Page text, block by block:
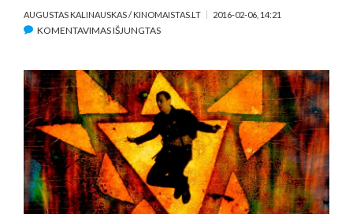
AUGUSTAS KALINAUSKAS / KINOMAISTAS.LT 2016-02-06, 14:21
KOMENTAVIMAS IŠJUNGTASĮRAŠE
KLUBE
–
PIRMIEJI
TARKOVSKIO,
HERZOGO,
LYNCHO
IR
KITŲ
GRANDŲ